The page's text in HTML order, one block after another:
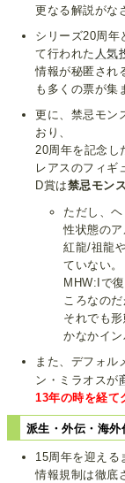
更なる解説がな
シリーズ20周年
て行われた 人気
情報が秘匿され
も多くの票が集
更に、禁忌モン
おり、
20周年を記念し
レアスのフィギ
D賞は禁忌モン
ただし、
性状態のア
紅龍/祖龍
ていない。
MHW:Iで
ころなのだ
それでも
かなかイン
また、デフォル
ン・ミラオスが
13年の時を経て
派生・外伝・海
15周年を迎える
情報規制は徹底